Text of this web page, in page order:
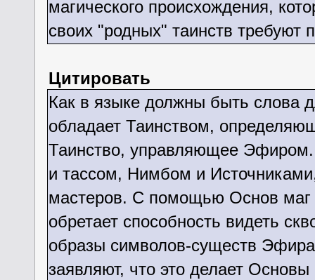
магического происхождения,
своих "родных" таинств требуют
Цитировать
Как в языке должны быть слова
обладает Таинством,
Таинство, управляющее
и тассом, Нимбом и
мастеров. С помощью Основ маг
обретает способность видеть
образы символов-существ
заявляют, что это делает